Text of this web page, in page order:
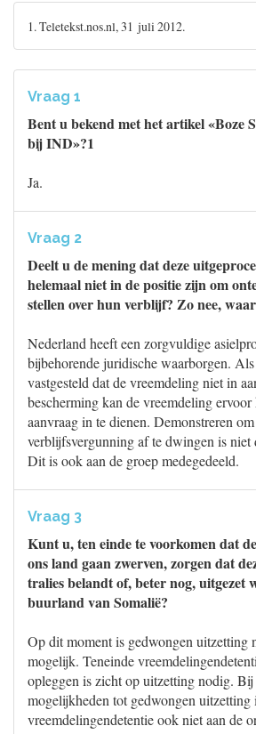
1. Teletekst.nos.nl, 31 juli 2012.
Vraag 1
Bent u bekend met het artikel «Boze
bij IND»?1
Ja.
Vraag 2
Deelt u de mening dat deze
helemaal niet in de positie zijn om
stellen over hun verblijf? Zo nee,
Nederland heeft een zorgvuldige
bijbehorende juridische waarborgen.
vastgesteld dat de vreemdeling niet in
bescherming kan de vreemdeling
aanvraag in te dienen. Demonstreren
verblijfsvergunning af te dwingen is niet
Dit is ook aan de groep medegedeeld.
Vraag 3
Kunt u, ten einde te voorkomen dat
ons land gaan zwerven, zorgen dat
tralies belandt of, beter nog, uitgezet
buurland van Somalië?
Op dit moment is gedwongen uitzetting
mogelijk. Teneinde
opleggen is zicht op uitzetting nodig. Bij
mogelijkheden tot gedwongen uitzetting
vreemdelingendetentie ook niet aan de